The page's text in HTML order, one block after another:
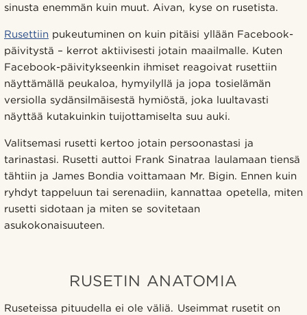
sinusta enemmän kuin muut. Aivan, kyse on rusetista.
Rusettiin pukeutuminen on kuin pitäisi yllään Facebook-
päivitystä – kerrot aktiivisesti jotain maailmalle. Kuten
Facebook-päivitykseenkin ihmiset reagoivat rusettiin
näyttämällä peukaloa, hymyilyllä ja jopa tosielämän
versiolla sydänsilmäisestä hymiöstä, joka luultavasti
näyttää kutakuinkin tuijottamiselta suu auki.
Valitsemasi rusetti kertoo jotain persoonastasi ja
tarinastasi. Rusetti auttoi Frank Sinatraa laulamaan tiensä
tähtiin ja James Bondia voittamaan Mr. Bigin. Ennen kuin
ryhdyt tappeluun tai serenadiin, kannattaa opetella, miten
rusetti sidotaan ja miten se sovitetaan
asukokonaisuuteen.
RUSETIN ANATOMIA
Ruseteissa pituudella ei ole väliä. Useimmat rusetit on